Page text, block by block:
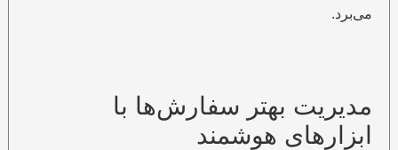
می‌برد.
مدیریت بهتر سفارش‌ها با
ابزارهای هوشمند